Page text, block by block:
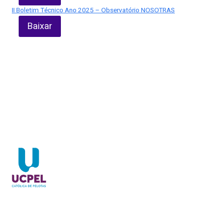
II Boletim Técnico Ano 2025 – Observatório NOSOTRAS
Baixar